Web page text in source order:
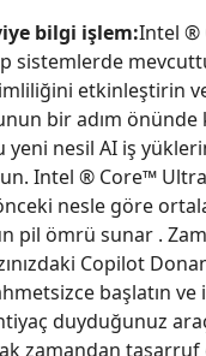
bilgi işlem:Intel ®
sistemlerde
etkinleştirin
bir adım önünde
yeni nesil AI iş
Intel ® Core™
nesle göre
pil ömrü sunar .
Copilot
başlatın
duyduğunuz
zamandan tasarruf